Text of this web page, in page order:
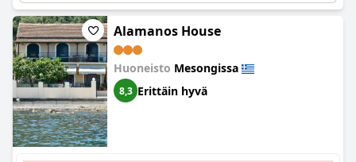
Alamanos House
Huoneisto Mesongissa
8,3 Erittäin hyvä